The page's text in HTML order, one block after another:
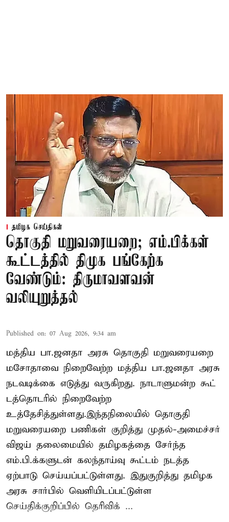
தமிழக செய்திகள்
தொகுதி மறுவரையறை; எம்.பிக்கள்
கூட்டத்தில் திமுக பங்கேற்க
வேண்டும்: திருமாவளவன்
வலியுறுத்தல்
Published on: 07 Aug 2026, 9:34 am
மத்திய பா.ஜனதா அரசு தொகுதி மறுவரையறை
மசோதாவை நிறைவேற்ற மத்திய பா.ஜனதா அரசு
நடவடிக்கை எடுத்து வருகிறது. நாடாளுமன்ற கூட்
டத்தொடரில் நிறைவேற்ற
உத்தேசித்துள்ளது.இந்தநிலையில் தொகுதி
மறுவரையறை பணிகள் குறித்து முதல்-அமைச்சர்
விஜய் தலைமையில் தமிழகத்தை சேர்ந்த
எம்.பி.க்களுடன் கலந்தாய்வு கூட்டம் நடத்த
ஏற்பாடு செய்யப்பட்டுள்ளது. இதுகுறித்து தமிழக
அரசு சார்பில் வெளியிடப்பட்டுள்ள
செய்திக்குறிப்பில் தெரிவிக் ...